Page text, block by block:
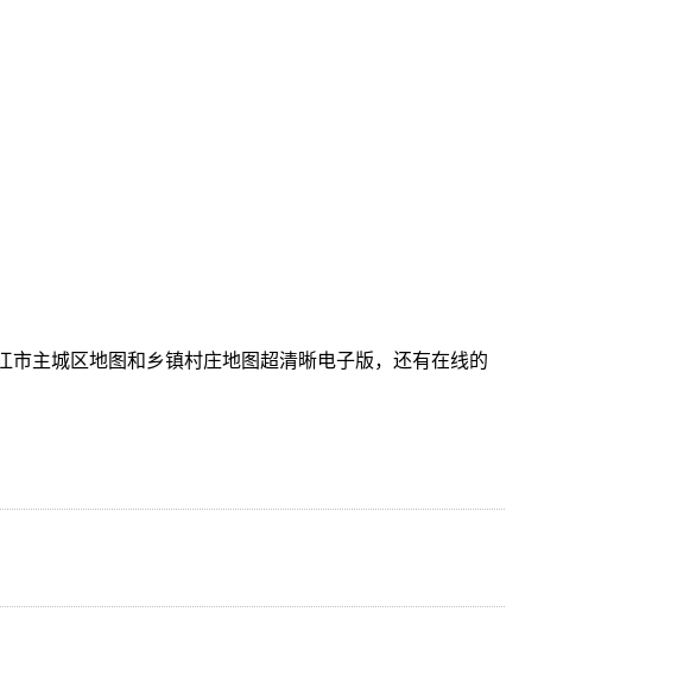
主城区地图和乡镇村庄地图超清晰电子版，还有在线的